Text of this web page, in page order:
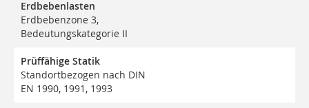
Erdbebenlasten
Erdbebenzone 3,
Bedeutungskategorie II
Prüffähige Statik
Standortbezogen nach DIN
EN 1990, 1991, 1993